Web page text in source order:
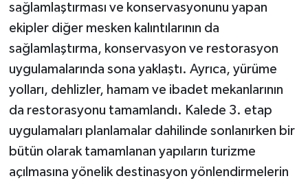
sağlamlaştırması ve konservasyonunu yapan
ekipler diğer mesken kalıntılarının da
sağlamlaştırma, konservasyon ve restorasyon
uygulamalarında sona yaklaştı. Ayrıca, yürüme
yolları, dehlizler, hamam ve ibadet mekanlarının
da restorasyonu tamamlandı. Kalede 3. etap
uygulamaları planlamalar dahilinde sonlanırken bir
bütün olarak tamamlanan yapıların turizme
açılmasına yönelik destinasyon yönlendirmelerin